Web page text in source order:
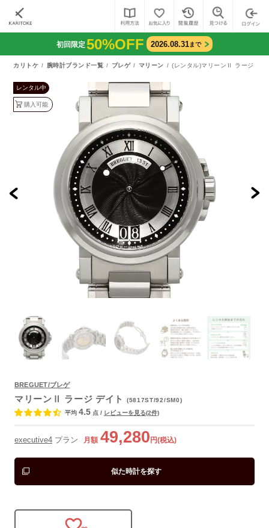
初回限定50%OFF 2026.08.31まで
カリトケ 腕時計ブランド一覧 ブレゲ マリーン (レンタル)マリーンⅡ ラージ デ
レンタル中
購入可能
BREGUET/ブレゲ
マリーンⅡ ラージ デイト
(5817ST/92/SM0)
平均 4.5 点 / レビューを見る(2件)
executive4 プラン 月額 49,280 円(税込)
似た時計を探す
よくあるご質問